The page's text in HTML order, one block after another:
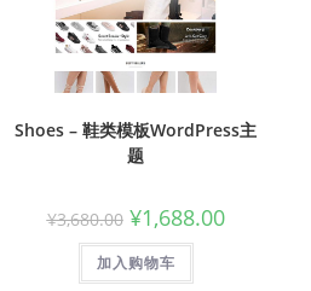
Shoes – 鞋类模板WordPress主
题
¥3,680.00 ¥1,688.00
加入购物车